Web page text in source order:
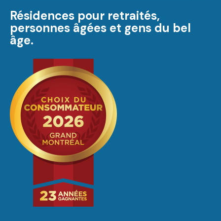
Résidences pour retraités,
personnes âgées et gens du bel
âge.